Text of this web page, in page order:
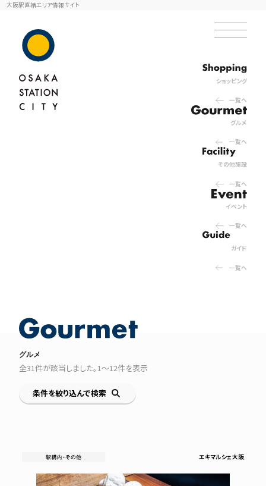
大阪駅直結エリア情報サイト
ショッピング
一覧へ
グルメ
一覧へ
その他施設
一覧へ
イベント
一覧へ
ガイド
一覧へ
グルメ
全31件が該当しました。1〜12件を表示
条件を絞り込んで検索
エキマルシェ大阪